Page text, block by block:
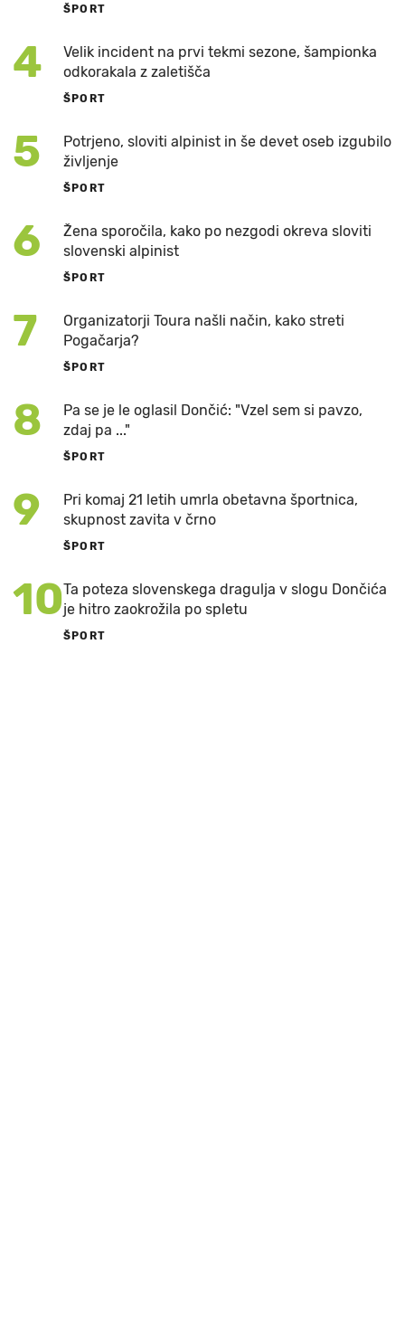
ŠPORT
4
Velik incident na prvi tekmi sezone, šampionka
odkorakala z zaletišča
ŠPORT
5
Potrjeno, sloviti alpinist in še devet oseb izgubilo
življenje
ŠPORT
6
Žena sporočila, kako po nezgodi okreva sloviti
slovenski alpinist
ŠPORT
7
Organizatorji Toura našli način, kako streti
Pogačarja?
ŠPORT
8
Pa se je le oglasil Dončić: "Vzel sem si pavzo,
zdaj pa ..."
ŠPORT
9
Pri komaj 21 letih umrla obetavna športnica,
skupnost zavita v črno
ŠPORT
10Ta poteza slovenskega dragulja v slogu Dončića
je hitro zaokrožila po spletu
ŠPORT